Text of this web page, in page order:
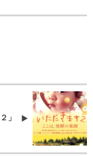
」